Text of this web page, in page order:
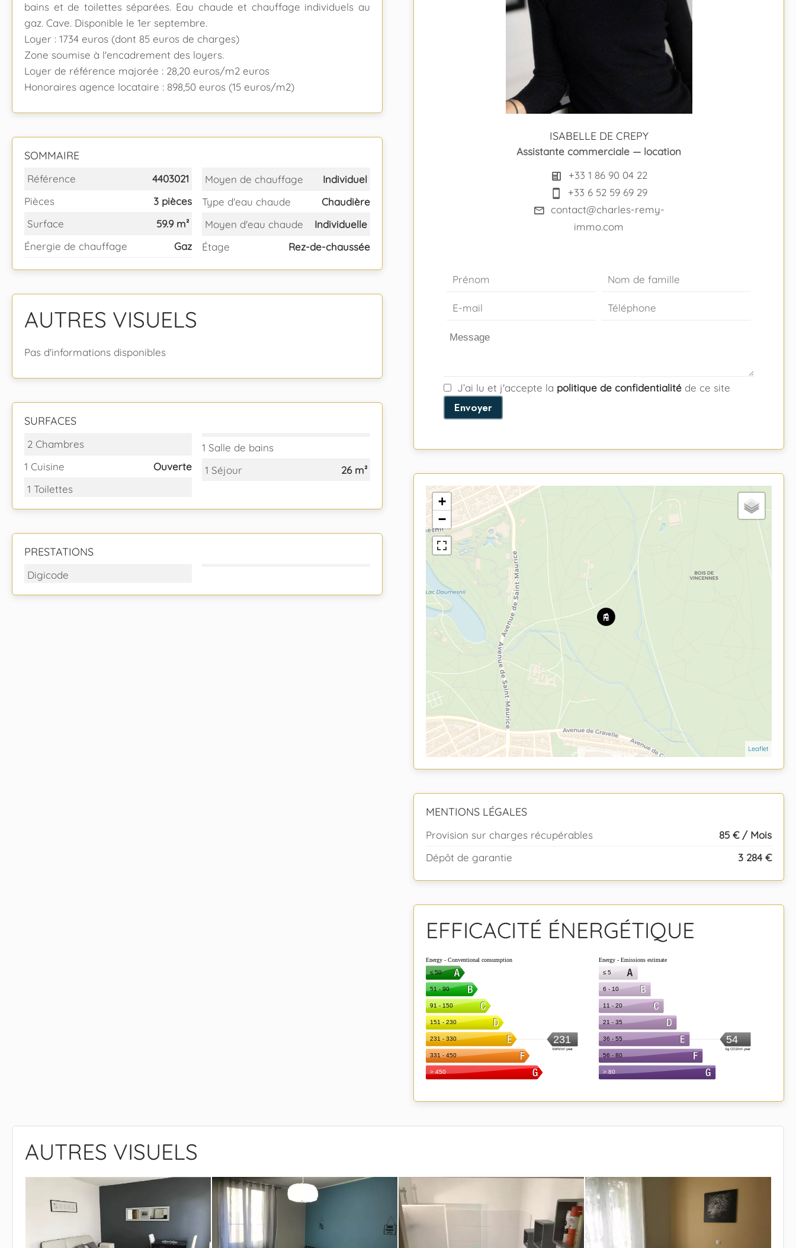
bains et de toilettes séparées. Eau chaude et chauffage individuels au
gaz. Cave. Disponible le 1er septembre.
Loyer : 1734 euros (dont 85 euros de charges)
Zone soumise à l'encadrement des loyers.
Loyer de référence majorée : 28,20 euros/m2 euros
Honoraires agence locataire : 898,50 euros (15 euros/m2)
SOMMAIRE
Référence
4403021
Pièces
3 pièces
Surface
59.9 m²
Énergie de chauffage
Gaz
Moyen de chauffage
Individuel
Type d'eau chaude
Chaudière
Moyen d'eau chaude
Individuelle
Étage
Rez-de-chaussée
AUTRES VISUELS
Pas d'informations disponibles
SURFACES
2 Chambres
1 Cuisine
Ouverte
1 Toilettes
1 Salle de bains
1 Séjour
26 m²
PRESTATIONS
Digicode
ISABELLE DE CREPY
Assistante commerciale — location
+33 1 86 90 04 22
+33 6 52 59 69 29
contact@charles-remy-
immo.com
J’ai lu et j'accepte la politique de confidentialité de ce site
Envoyer
+
−
Leaflet
MENTIONS LÉGALES
Provision sur charges récupérables
85 € / Mois
Dépôt de garantie
3 284 €
EFFICACITÉ ÉNERGÉTIQUE
AUTRES VISUELS